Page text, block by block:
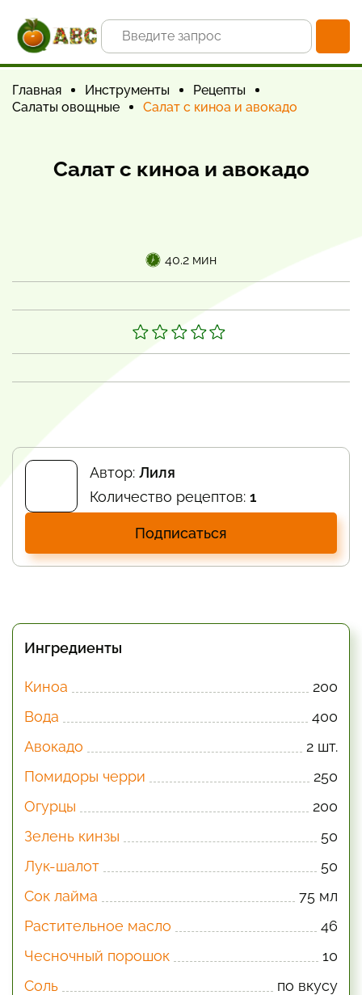
Главная Инструменты
Рецепты
Салаты овощные
Салат с киноа и авокадо
Салат с киноа и авокадо
40.2 мин
Автор: Лиля
Количество рецептов: 1
Подписаться
Ингредиенты
Киноа
200
Вода
400
Авокадо
2 шт.
Помидоры черри
250
Огурцы
200
Зелень кинзы
50
Лук-шалот
50
Сок лайма
75 мл
Растительное масло
46
Чесночный порошок
10
Соль
по вкусу